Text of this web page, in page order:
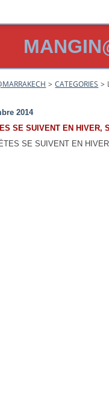
> CATEGORIES >
2014
SE SUIVENT EN HIVER,